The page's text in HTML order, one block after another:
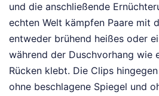
und die anschließende
echten Welt kämpfen Paare mit
entweder brühend heißes oder
während der Duschvorhang wie
Rücken klebt. Die Clips
ohne beschlagene Spiegel und